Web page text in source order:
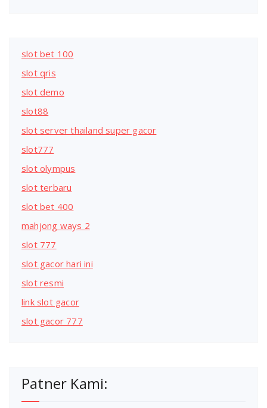
slot bet 100
slot qris
slot demo
slot88
slot server thailand super gacor
slot777
slot olympus
slot terbaru
slot bet 400
mahjong ways 2
slot 777
slot gacor hari ini
slot resmi
link slot gacor
slot gacor 777
Patner Kami: